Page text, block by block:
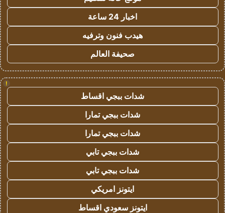
اخبار 24 ساعة
هيدب فنون وترفيه
صحيفة العالم
!
شدات ببجي اقساط
شدات ببجي تمارا
شدات ببجي تمارا
شدات ببجي تابي
شدات ببجي تابي
ايتونز امريكي
ايتونز سعودي اقساط